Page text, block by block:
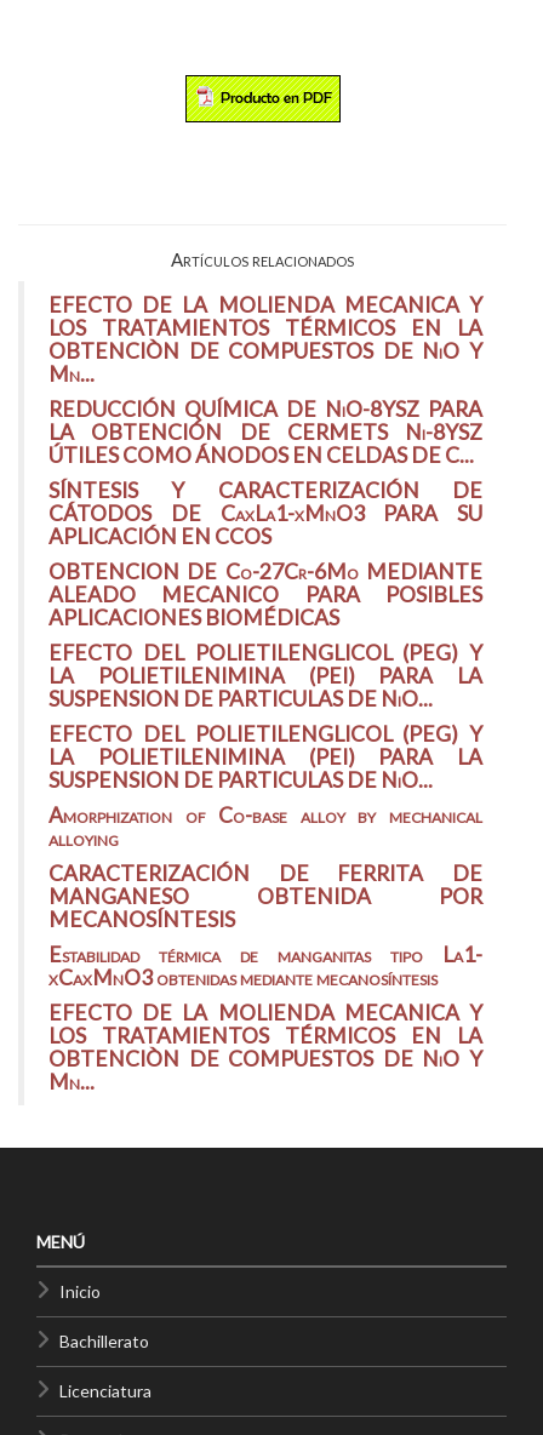
Artículos relacionados
EFECTO DE LA MOLIENDA MECANICA Y
LOS TRATAMIENTOS TÉRMICOS EN LA
OBTENCIÒN DE COMPUESTOS DE NiO Y
Mn...
REDUCCIÓN QUÍMICA DE NiO-8YSZ PARA
LA OBTENCIÓN DE CERMETS Ni-8YSZ
ÚTILES COMO ÁNODOS EN CELDAS DE C...
SÍNTESIS Y CARACTERIZACIÓN DE
CÁTODOS DE CaxLa1-xMnO3 PARA SU
APLICACIÓN EN CCOS
OBTENCION DE Co-27Cr-6Mo MEDIANTE
ALEADO MECANICO PARA POSIBLES
APLICACIONES BIOMÉDICAS
EFECTO DEL POLIETILENGLICOL (PEG) Y
LA POLIETILENIMINA (PEI) PARA LA
SUSPENSION DE PARTICULAS DE NiO...
EFECTO DEL POLIETILENGLICOL (PEG) Y
LA POLIETILENIMINA (PEI) PARA LA
SUSPENSION DE PARTICULAS DE NiO...
Amorphization of Co-base alloy by mechanical
alloying
CARACTERIZACIÓN DE FERRITA DE
MANGANESO OBTENIDA POR
MECANOSÍNTESIS
Estabilidad térmica de manganitas tipo La1-
xCaxMnO3 obtenidas mediante mecanosíntesis
EFECTO DE LA MOLIENDA MECANICA Y
LOS TRATAMIENTOS TÉRMICOS EN LA
OBTENCIÒN DE COMPUESTOS DE NiO Y
Mn...
MENÚ
Inicio
Bachillerato
Licenciatura